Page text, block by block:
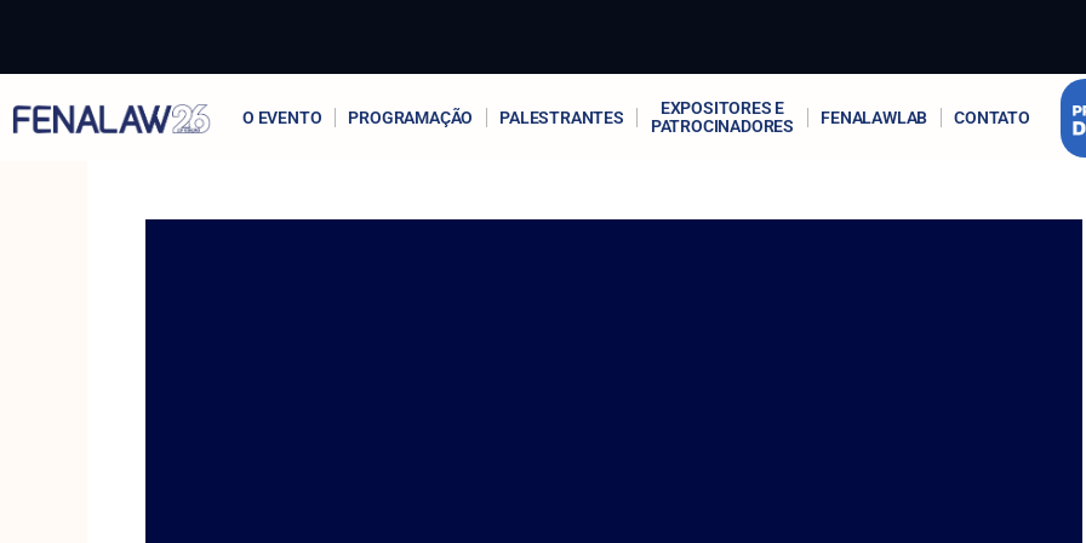
o
conteúdo
O EVENTO PROGRAMAÇÃO PALESTRANTES
EXPOSITORES E
PATROCINADORES
FENALAWLAB CONTATO